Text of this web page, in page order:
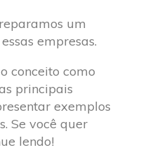
um
empresas.
conceito como
principais
exemplos
Se você quer
lendo!